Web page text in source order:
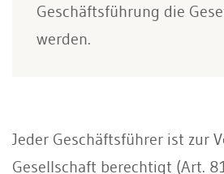
Geschäftsführung die
werden.
Jeder Geschäftsführer ist zur
Gesellschaft berechtigt (Art.